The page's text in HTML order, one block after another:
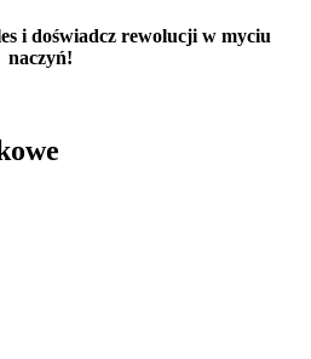
i doświadcz rewolucji w myciu
naczyń!